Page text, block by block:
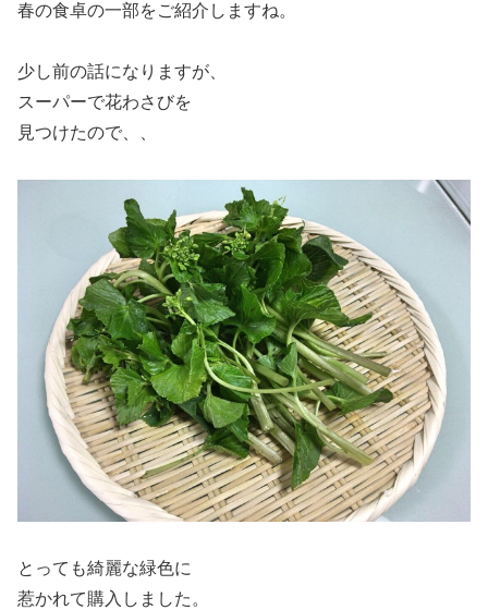
春の食卓の一部をご紹介しますね。
少し前の話になりますが、
スーパーで花わさびを
見つけたので、、
とっても綺麗な緑色に
惹かれて購入しました。